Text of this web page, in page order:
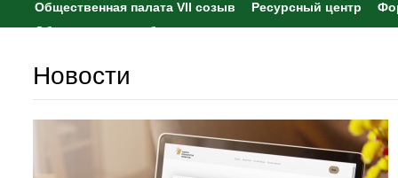
Общественная палата VII созыв
Ресурсный центр
Общественные наблюдения
Новости